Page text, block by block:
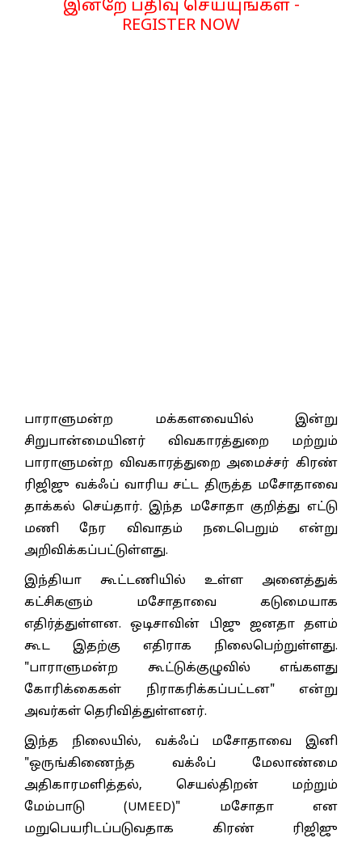
இன்றே பதிவு செய்யுங்கள் -
REGISTER NOW
பாராளுமன்ற மக்களவையில் இன்று
சிறுபான்மையினர் விவகாரத்துறை மற்றும்
பாராளுமன்ற விவகாரத்துறை அமைச்சர் கிரண்
ரிஜிஜு வக்ஃப் வாரிய சட்ட திருத்த மசோதாவை
தாக்கல் செய்தார். இந்த மசோதா குறித்து எட்டு
மணி நேர விவாதம் நடைபெறும் என்று
அறிவிக்கப்பட்டுள்ளது.
இந்தியா கூட்டணியில் உள்ள அனைத்துக்
கட்சிகளும் மசோதாவை கடுமையாக
எதிர்த்துள்ளன. ஒடிசாவின் பிஜு ஜனதா தளம்
கூட இதற்கு எதிராக நிலைபெற்றுள்ளது.
"பாராளுமன்ற கூட்டுக்குழுவில் எங்களது
கோரிக்கைகள் நிராகரிக்கப்பட்டன" என்று
அவர்கள் தெரிவித்துள்ளனர்.
இந்த நிலையில், வக்ஃப் மசோதாவை இனி
"ஒருங்கிணைந்த வக்ஃப் மேலாண்மை
அதிகாரமளித்தல், செயல்திறன் மற்றும்
மேம்பாடு (UMEED)" மசோதா என
மறுபெயரிடப்படுவதாக கிரண் ரிஜிஜு